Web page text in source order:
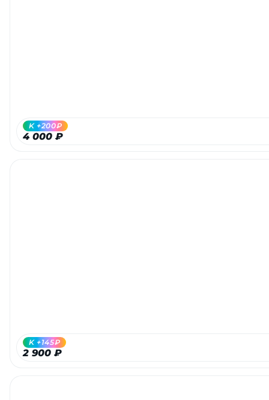
4 000 ₽
K +200₽
2 900 ₽
K +145₽